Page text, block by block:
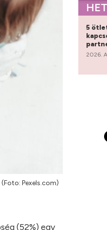
Pexels.com)
(52%) egy
5
2026.